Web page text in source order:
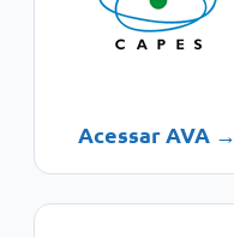
Acessar AVA →